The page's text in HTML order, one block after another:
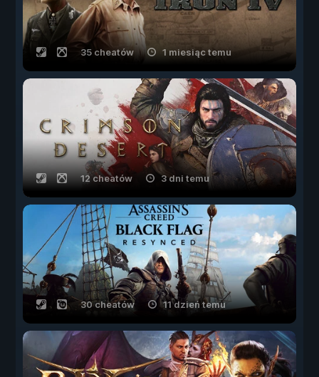
35 cheatów 1 miesiąc temu
12 cheatów 3 dni temu
30 cheatów 11 dzień temu